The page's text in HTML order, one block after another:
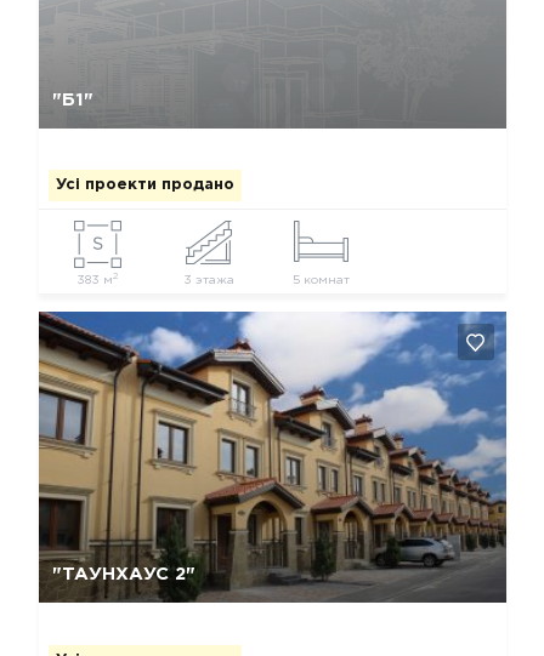
"Б1"
Усі проекти продано
383 м2 3 этажа 5 комнат
"ТАУНХАУС 2"
Так, видалити Відміна